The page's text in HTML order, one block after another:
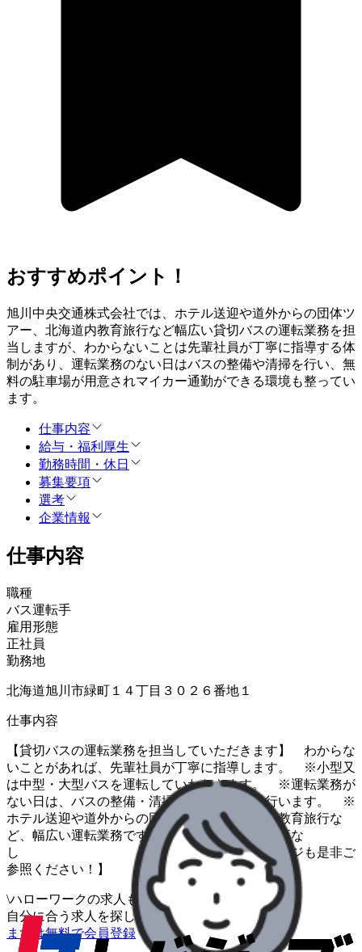
おすすめポイント！
旭川中央交通株式会社では、ホテル送迎や道外からの団体ツ
アー、北海道内教育旅行など幅広い貸切バスの運転業務を担
当しますが、わからないことは先輩社員が丁寧に指導する体
制があり、運転業務のない日はバスの整備や清掃を行い、無
料の駐車場が用意されマイカー通勤ができる環境も整ってい
ます。
仕事内容
給与・福利厚生
勤務時間・休日
募集要項
選考
企業情報
仕事内容
職種
バス運転手
雇用形態
正社員
勤務地
北海道旭川市緑町１４丁目３０２６番地１
仕事内容
【貸切バスの運転業務を担当していただきます】 わからな
いことがあれば、先輩社員が丁寧に指導します。 ※小型又
は中型・大型バスを運転していただきます。 ※運転業務が
ない日は、バスの整備・清掃・点検業務等を行います。 ※
ホテル送迎や道外からの団体ツアー、北海道内教育旅行な
ど、幅広い運転業務です。 ※変更範囲：変更な
し 【当社ホームページも是非ご
参照ください！】
\ハローワークの求人も一括管理
自分に合う求人を探してもらう
まずは無料で会員登録